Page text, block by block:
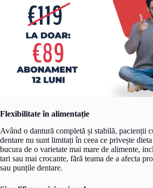
Flexibilitate în alimentație
Având o dantură completă și stabilă, pacienții
dentare nu sunt limitați în ceea ce privește
bucura de o varietate mai mare de alimente,
tari sau mai crocante, fără teama de a afecta
sau punțile dentare.